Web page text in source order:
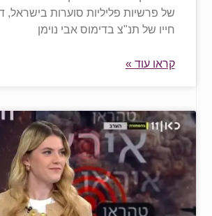
של פרשיות פליליות סוערות בישראל,
חייו של תנ"צ בדימוס אבי נוימן
קראו עוד »